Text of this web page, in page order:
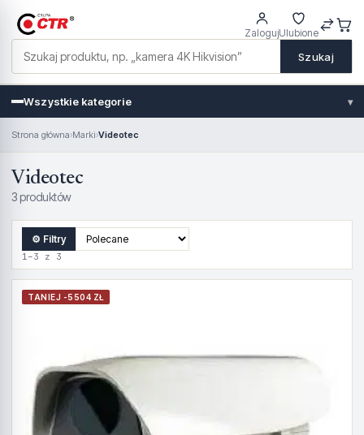
Szukaj
ZalogujUlubione
Wszystkie kategorie ▾
Strona główna›Marki›Videotec
Videotec
3 produktów
⚙ Filtry
1–3 z 3
TANIEJ -5504 ZŁ